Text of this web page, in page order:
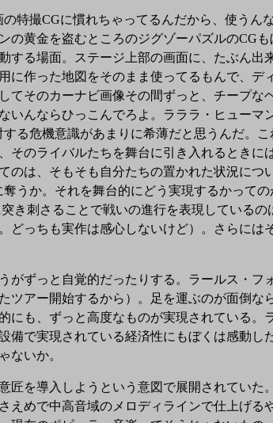
特撮CGに慣れちゃってるんだから、使う
の黄金を盗むところのジグゾーパズルのCG
する場面。ステージ上部の画面に、たぶん
に作った地図をそのまま使ってるもんで、
てそのカーナビ画像その間ずっと、チープ
いんならひっこんでろよ。ラララ・ヒュー
る危機意識があまりに希薄だと思うんだ。
そのライバルたちを舞台に引き入れるとき
のは、そもそも自分たちの置かれた状況に
うか。それを舞台的にどう実現するかって
き刺さることで戦いの進行を表現している
どっちも実作は感心しないけど）。さらに
ずっと自覚的だったりする。ラールス・フ
アー開始するから）。足を運ぶのが面倒な
も、ずっと高度なものが実現されている
で実現されている経済性にもぼくは感動
ないか。
匠を導入しようという意図で展開されてい
えめで中高音域のメロディラインで仕上げ